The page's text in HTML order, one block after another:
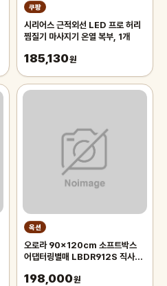
쿠팡
시리어스 근적외선 LED 프로 허리
찜질기 마사지기 온열 복부, 1개
185,130원
옥션
오로라 90x120cm 소프트박스
어댑터링별매 LBDR912S 직사각
오로라 90x120
198,000원